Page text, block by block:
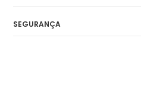
SEGURANÇA